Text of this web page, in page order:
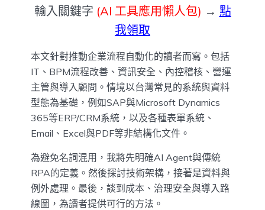
輸入關鍵字 (AI 工具應用懶人包) → 點
我領取
本文針對推動企業流程自動化的讀者而寫。包括
IT、BPM流程改善、資訊安全、內控稽核、營運
主管與導入顧問。情境以台灣常見的系統與資料
型態為基礎，例如SAP與Microsoft Dynamics
365等ERP/CRM系統，以及各種表單系統、
Email、Excel與PDF等非結構化文件。
為避免名詞混用，我將先明確AI Agent與傳統
RPA的定義。然後探討技術架構，接著是資料與
例外處理。最後，談到成本、治理安全與導入路
線圖，為讀者提供可行的方法。